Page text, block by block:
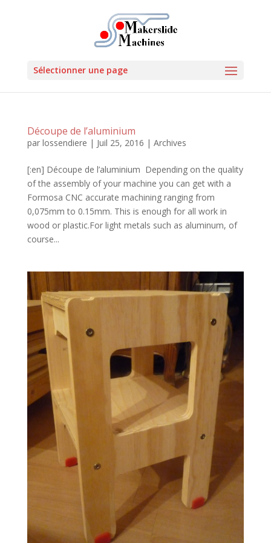
Sélectionner une page
Découpe de l’aluminium
par lossendiere | Juil 25, 2016 | Archives
[:en] Découpe de l’aluminium Depending on the quality
of the assembly of your machine you can get with a
Formosa CNC accurate machining ranging from
0,075mm to 0.15mm. This is enough for all work in
wood or plastic.For light metals such as aluminum, of
course...